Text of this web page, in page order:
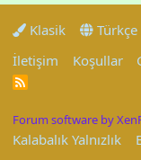
Klasik
Türkçe
İletişim
Koşullar
R
Forum software by
Kalabalık Yalnızlık